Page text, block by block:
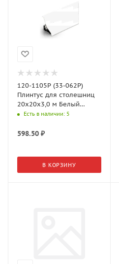
120-1105P (33-062P)
Плинтус для столешниц
20х20х3,0 м Белый
глянец (ф-ра 120-1105)
Есть в наличии: 5
598.50 ₽
В КОРЗИНУ